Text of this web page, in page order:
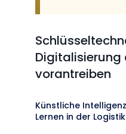
Digitalisierung
vorantreiben
Künstliche
Lernen in der